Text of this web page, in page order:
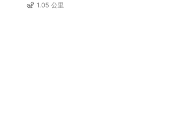
1.05 公里